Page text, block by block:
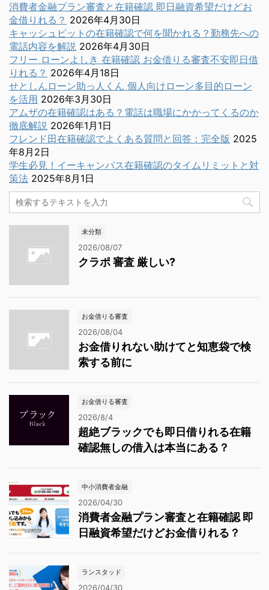
消費者金融プラン審査と在籍確認 即日融資希望だけどお
金借りれる？ 2026年4月30日
キャッシュピットの在籍確認で何を聞かれる？勤務先への
電話内容を解説 2026年4月30日
フリー ローンよしき 在籍確認 お金借りる審査不安即日借
りれる？ 2026年4月18日
せとしんローン助っ人くん 個人向けローン多目的ローン
を活用 2026年3月30日
アムザの在籍確認はある？電話は職場にかかってくるのか
徹底解説 2026年1月1日
フレンド田在籍確認でよくある質問と回答：完全版 2025
年8月2日
学生必見！イーキャンパス在籍確認のタイムリミットと対
策法 2025年8月1日
未分類
2026/08/07
クラポ 審査 厳しい?
お金借りる審査
2026/08/04
お金借りれない助けてと知恵袋で検
索する前に
お金借りる審査
2026/8/4
超絶ブラックでも即日借りれる在籍
確認無しの借入は本当にある？
中小消費者金融
2026/04/30
消費者金融プラン審査と在籍確認 即
日融資希望だけどお金借りれる？
ランスタッド
2026/04/30